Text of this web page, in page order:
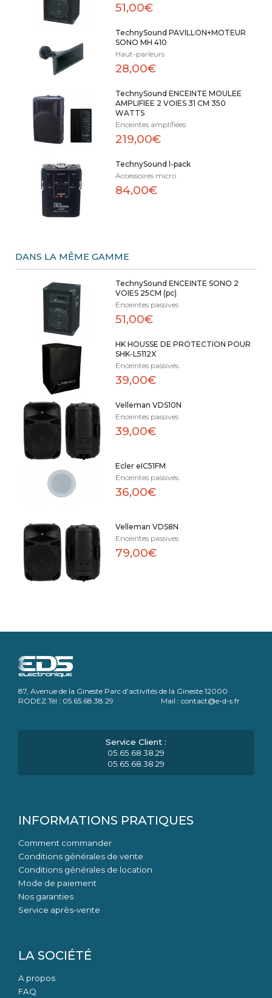
51,00€
TechnySound PAVILLON+MOTEUR
SONO MH 410
Haut-parleurs
28,00€
TechnySound ENCEINTE MOULEE
AMPLIFIEE 2 VOIES 31 CM 350
WATTS
Enceintes amplifiées
219,00€
TechnySound l-pack
Accessoires micro
84,00€
DANS LA MÊME GAMME
TechnySound ENCEINTE SONO 2
VOIES 25CM (pc)
Enceintes passives
51,00€
HK HOUSSE DE PROTECTION POUR
SHK-L5112X
Enceintes passives
39,00€
Velleman VDS10N
Enceintes passives
39,00€
Ecler eIC51FM
Enceintes passives
36,00€
Velleman VDS8N
Enceintes passives
79,00€
87, Avenue de la Gineste Parc d'activités de la Gineste 12000
RODEZ Tél : 05.65.68.38.29 Mail : contact@e-d-s.fr
05.65.68.38.29
05.65.68.38.29
INFORMATIONS PRATIQUES
Comment commander
Conditions générales de vente
Conditions générales de location
Mode de paiement
Nos garanties
Service après-vente
LA SOCIÉTÉ
A propos
FAQ